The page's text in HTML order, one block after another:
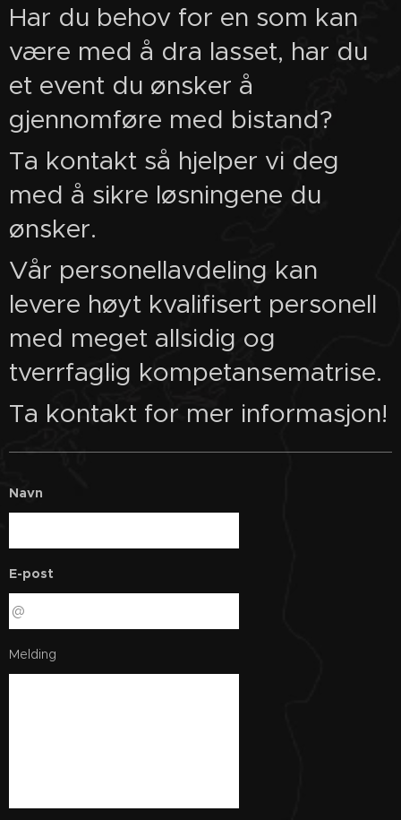
Har du behov for en som kan
være med å dra lasset, har du
et event du ønsker å
gjennomføre med bistand?
Ta kontakt så hjelper vi deg
med å sikre løsningene du
ønsker.
Vår personellavdeling kan
levere høyt kvalifisert personell
med meget allsidig og
tverrfaglig kompetansematrise.
Ta kontakt for mer informasjon!
Navn
E-post
Melding